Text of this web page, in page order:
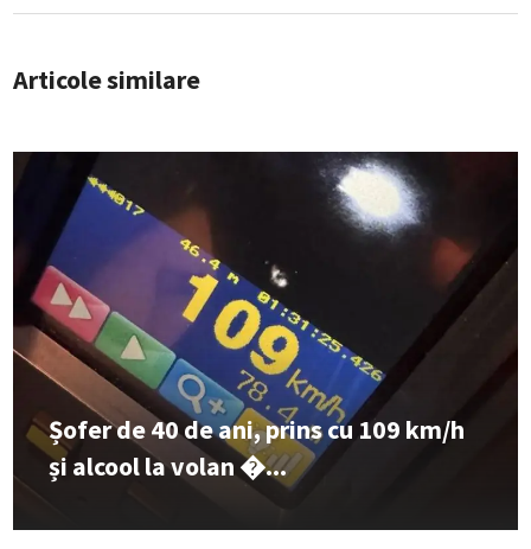
Articole similare
Șofer de 40 de ani, prins cu 109 km/h
și alcool la volan �...